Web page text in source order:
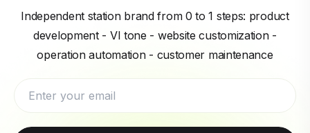
Independent station brand from 0 to 1 steps: product
development - VI tone - website customization -
operation automation - customer maintenance